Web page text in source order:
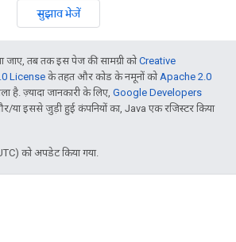
सुझाव भेजें
तब तक इस पेज की सामग्री कोCreative
License के तहत और कोड के नमूनों कोApache 2.0
है. ज़्यादा जानकारी के लिए, Google Developers
इससे जुड़ी हुई कंपनियों का, Java एक रजिस्टर किया
को अपडेट किया गया.